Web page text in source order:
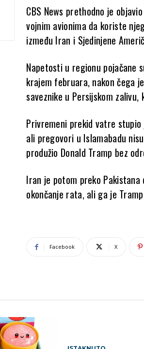
CBS News prethodno je
vojnim avionima da koriste
između Iran i Sjedinjene
Napetosti u regionu pojačane
krajem februara, nakon čega
saveznike u Persijskom zalivu,
Privremeni prekid vatre
ali pregovori u Islamabadu
produžio Donald Tramp bez
Iran je potom preko
okončanje rata, ali ga je
Facebook X